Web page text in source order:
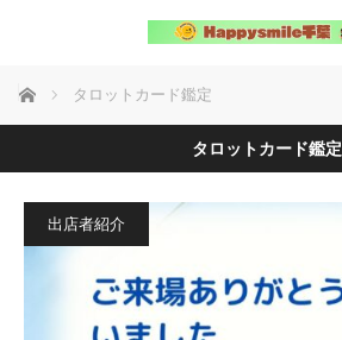
ホーム タロットカード鑑定
タロットカード鑑定
出店者紹介